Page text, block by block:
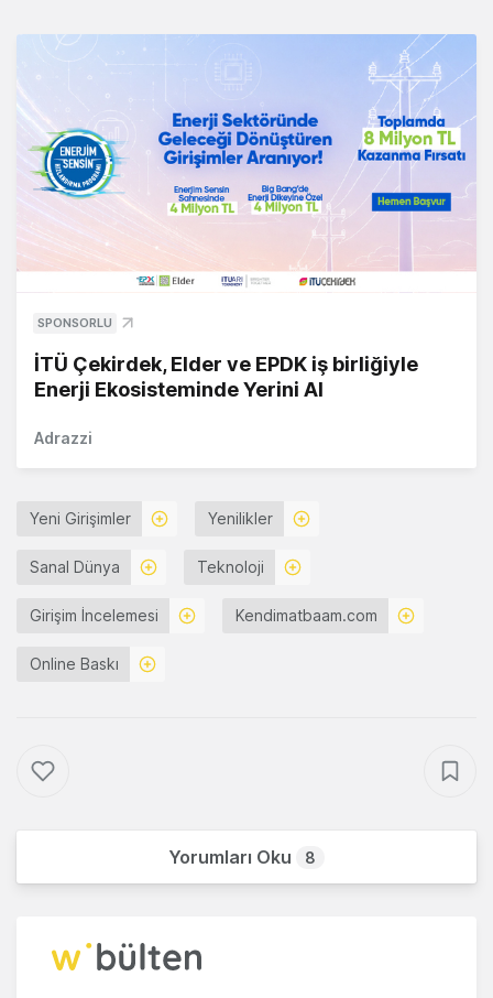
SPONSORLU
İTÜ Çekirdek, Elder ve EPDK iş birliğiyle
Enerji Ekosisteminde Yerini Al
Adrazzi
Yeni Girişimler Yenilikler
Sanal Dünya Teknoloji
Girişim İncelemesi Kendimatbaam.com
Online Baskı
Yorumları Oku 8